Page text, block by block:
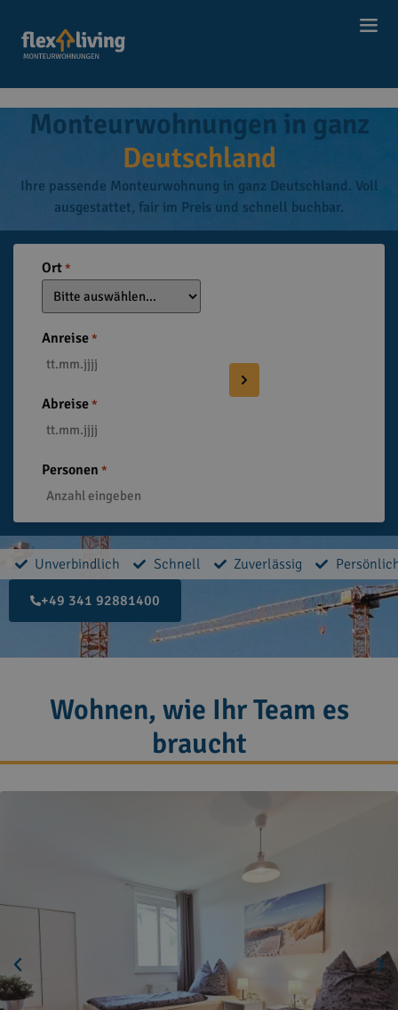
Monteurwohnungen in ganz
Deutschland
Ihre passende Monteurwohnung in ganz Deutschland. Voll
ausgestattet, fair im Preis und schnell buchbar.
Ort *
Anreise *
Abreise *
Personen *
Unverbindlich Schnell Zuverlässig
+49 341 92881400
Wohnen, wie Ihr Team es
braucht